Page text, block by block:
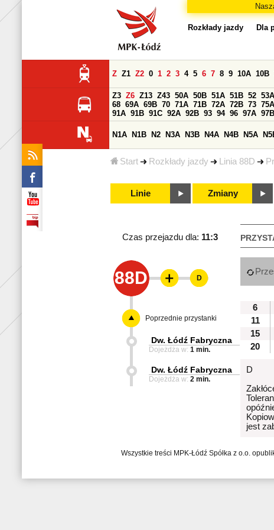
Start Rozkłady jazdy Linia 88D
Rozkłady jazdy Dla
Z Z1 Z2 0 1 2 3 4 5 6 7 8 9 10A 10B
Z3 Z6 Z13 Z43 50A 50B 51A 51B 52 53A
68 69A 69B 70 71A 71B 72A 72B 73 75A
91A 91B 91C 92A 92B 93 94 96 97A 97B
N1A N1B N2 N3A N3B N4A N4B N5A
Linie Zmiany
Czas przejazdu dla: 11:3
88D
6
11
15
20
D
jest
D
Poprzednie przystanki
Dw. Łódź Fabryczna
Dojeżdża w: 1 min.
Dw. Łódź Fabryczna
Dojeżdża w: 2 min.
Wszystkie treści MPK-Łódź Spółka z o.o.